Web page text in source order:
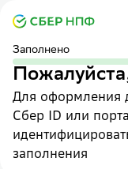
Заполнено
Для оформления
Сбер ID или
заполнения